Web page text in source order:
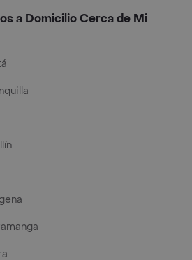
a Domicilio Cerca de Mi